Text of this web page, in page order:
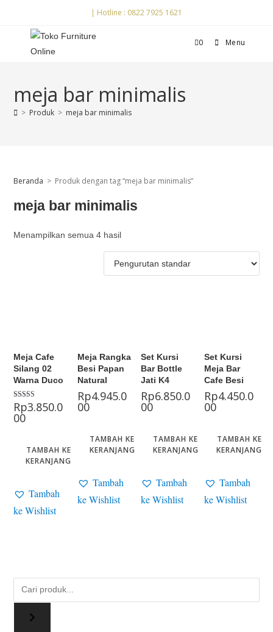
| Hotline : 0822 7925 1621
0 Menu
meja bar minimalis
> Produk > meja bar minimalis
Beranda > Produk dengan tag “meja bar minimalis”
meja bar minimalis
Menampilkan semua 4 hasil
Meja Cafe
Silang 02
Warna Duco
Dinilai
5.00
dari 5
Rp3.850.0
00
TAMBAH KE
KERANJANG
Tambah
ke Wishlist
Meja Rangka
Besi Papan
Natural
Rp4.945.0
00
TAMBAH KE
KERANJANG
Tambah
ke Wishlist
Set Kursi
Bar Bottle
Jati K4
Rp6.850.0
00
TAMBAH KE
KERANJANG
Tambah
ke Wishlist
Set Kursi
Meja Bar
Cafe Besi
Rp4.450.0
00
TAMBAH KE
KERANJANG
Tambah
ke Wishlist